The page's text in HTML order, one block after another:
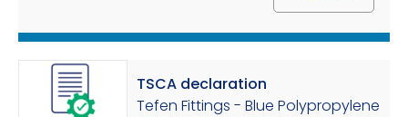
TSCA declaration
Tefen Fittings - Blue Polypropylene